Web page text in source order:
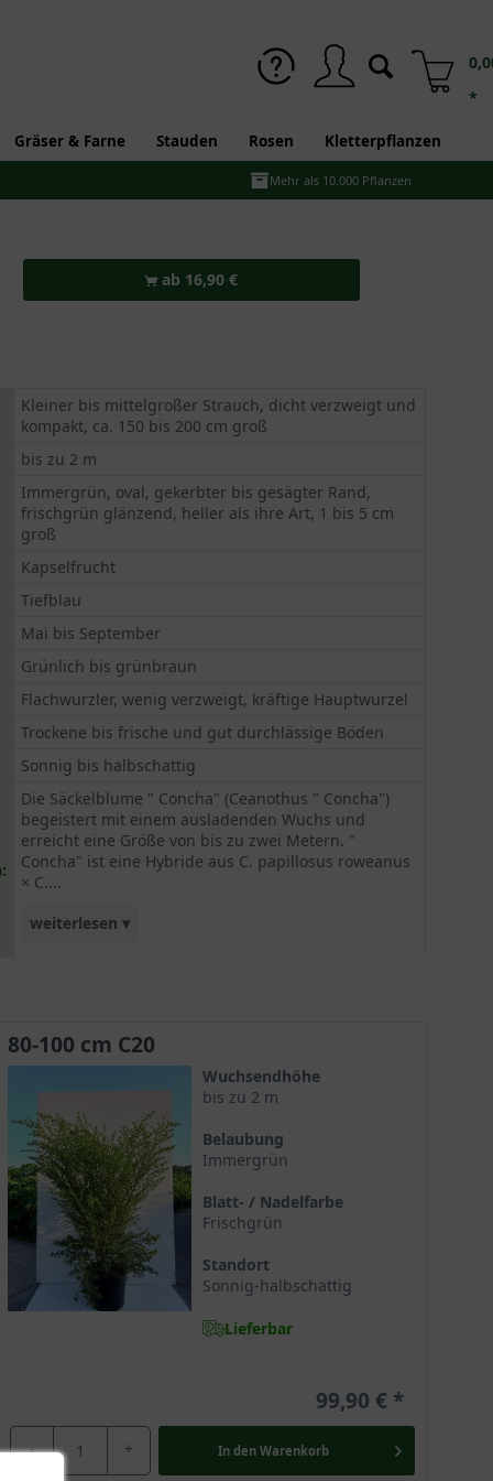
*
Gräser & Farne Stauden Rosen Kletterpflanzen
Mehr als 10.000 Pflanzen
ab 16,90 €
Kleiner bis mittelgroßer Strauch, dicht verzweigt und
kompakt, ca. 150 bis 200 cm groß
bis zu 2 m
Immergrün, oval, gekerbter bis gesägter Rand,
frischgrün glänzend, heller als ihre Art, 1 bis 5 cm
groß
Kapselfrucht
Tiefblau
Mai bis September
Grünlich bis grünbraun
Flachwurzler, wenig verzweigt, kräftige Hauptwurzel
Trockene bis frische und gut durchlässige Böden
Sonnig bis halbschattig
Die Säckelblume " Concha" (Ceanothus " Concha")
begeistert mit einem ausladenden Wuchs und
erreicht eine Größe von bis zu zwei Metern. "
Concha" ist eine Hybride aus C. papillosus roweanus
× C....
weiterlesen ▾
Hervorzuheben ist zudem die Winterhärte der
Säckelblume " Concha". Eine frostfreie
Überwinterung ist für die Säckelblume 'Concha'
ratsam. Die Pflanze kann nur sehr kurzfristig eine
Minus Temparatur bis etwa -5 -8 Grad vertragen.
Eine Überwinterung an einem hellen Standort bei
+ 10 Grad bis 12 Grad ist für das Winterquatier
optimal. Sie werden die Säckelblume " Concha"
lieben, genau wie die Hummeln, Schmetterlinge
und Bienen, die von ihr magisch angezogen
werden.
80-100 cm C20
Wuchsendhöhe
bis zu 2 m
Belaubung
Immergrün
Blatt- / Nadelfarbe
Frischgrün
Standort
Sonnig-halbschattig
Lieferbar
99,90 €
- + In den Warenkorb